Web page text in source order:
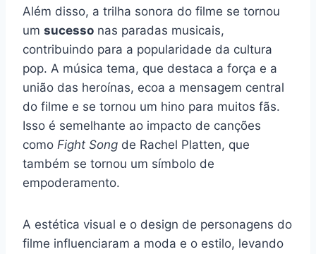
Além disso, a trilha sonora do filme se tornou
um sucesso nas paradas musicais,
contribuindo para a popularidade da cultura
pop. A música tema, que destaca a força e a
união das heroínas, ecoa a mensagem central
do filme e se tornou um hino para muitos fãs.
Isso é semelhante ao impacto de canções
como Fight Song de Rachel Platten, que
também se tornou um símbolo de
empoderamento.
A estética visual e o design de personagens do
filme influenciaram a moda e o estilo, levando